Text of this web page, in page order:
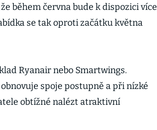
během června bude k dispozici více
se tak oproti začátku května
Ryanair nebo Smartwings.
spoje postupně a při nízké
obtížné nalézt atraktivní